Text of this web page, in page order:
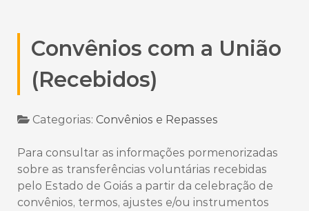
Convênios com a União
(Recebidos)
Categorias: Convênios e Repasses
Para consultar as informações pormenorizadas
sobre as transferências voluntárias recebidas
pelo Estado de Goiás a partir da celebração de
convênios, termos, ajustes e/ou instrumentos